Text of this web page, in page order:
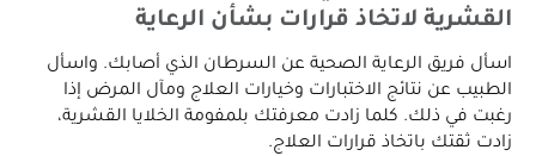
القشرية لاتخاذ قرارات بشأن الرعاية
اسأل فريق الرعاية الصحية عن السرطان الذي أصابك. واسأل
الطبيب عن نتائج الاختبارات وخيارات العلاج ومآل المرض إذا
رغبت في ذلك. كلما زادت معرفتك بلمفومة الخلايا القشرية،
زادت ثقتك باتخاذ قرارات العلاج.